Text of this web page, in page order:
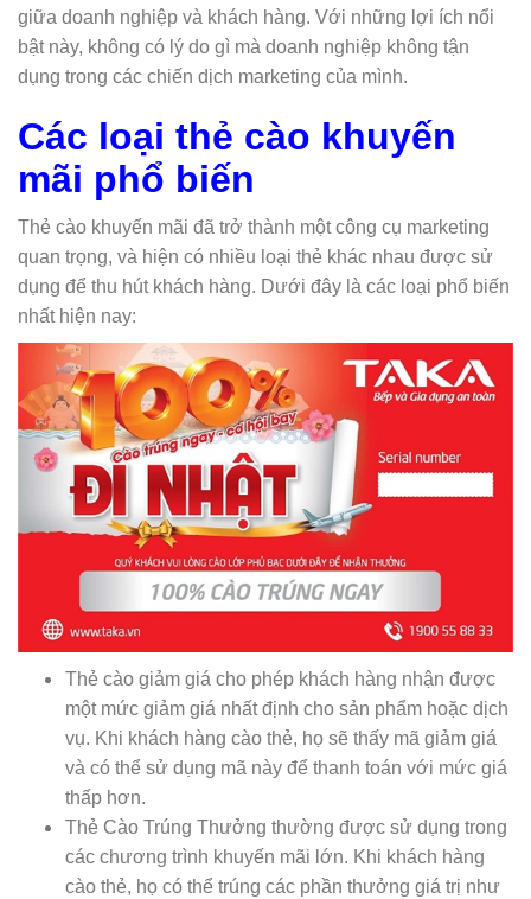
giữa doanh nghiệp và khách hàng. Với những lợi ích nổi
bật này, không có lý do gì mà doanh nghiệp không tận
dụng trong các chiến dịch marketing của mình.
Các loại thẻ cào khuyến
mãi phổ biến
Thẻ cào khuyến mãi đã trở thành một công cụ marketing
quan trọng, và hiện có nhiều loại thẻ khác nhau được sử
dụng để thu hút khách hàng. Dưới đây là các loại phổ biến
nhất hiện nay:
Thẻ cào giảm giá cho phép khách hàng nhận được
một mức giảm giá nhất định cho sản phẩm hoặc dịch
vụ. Khi khách hàng cào thẻ, họ sẽ thấy mã giảm giá
và có thể sử dụng mã này để thanh toán với mức giá
thấp hơn.
Thẻ Cào Trúng Thưởng thường được sử dụng trong
các chương trình khuyến mãi lớn. Khi khách hàng
cào thẻ, họ có thể trúng các phần thưởng giá trị như